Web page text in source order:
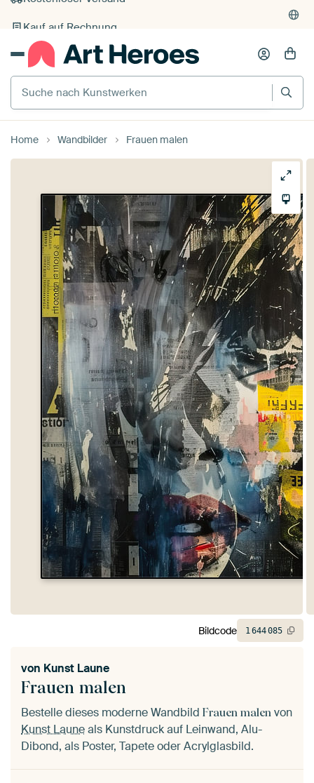
Individueller Druck auf Bestellung
Suche nach Kunstwerken
Home Wandbilder Frauen malen
Frauen malen
von Kunst Laune
Bestelle dieses moderne Wandbild Frauen malen von
Kunst Launeals Kunstdruck auf Leinwand, Alu-
Dibond, als Poster, Tapete oder Acrylglasbild.
Bildcode 1644085